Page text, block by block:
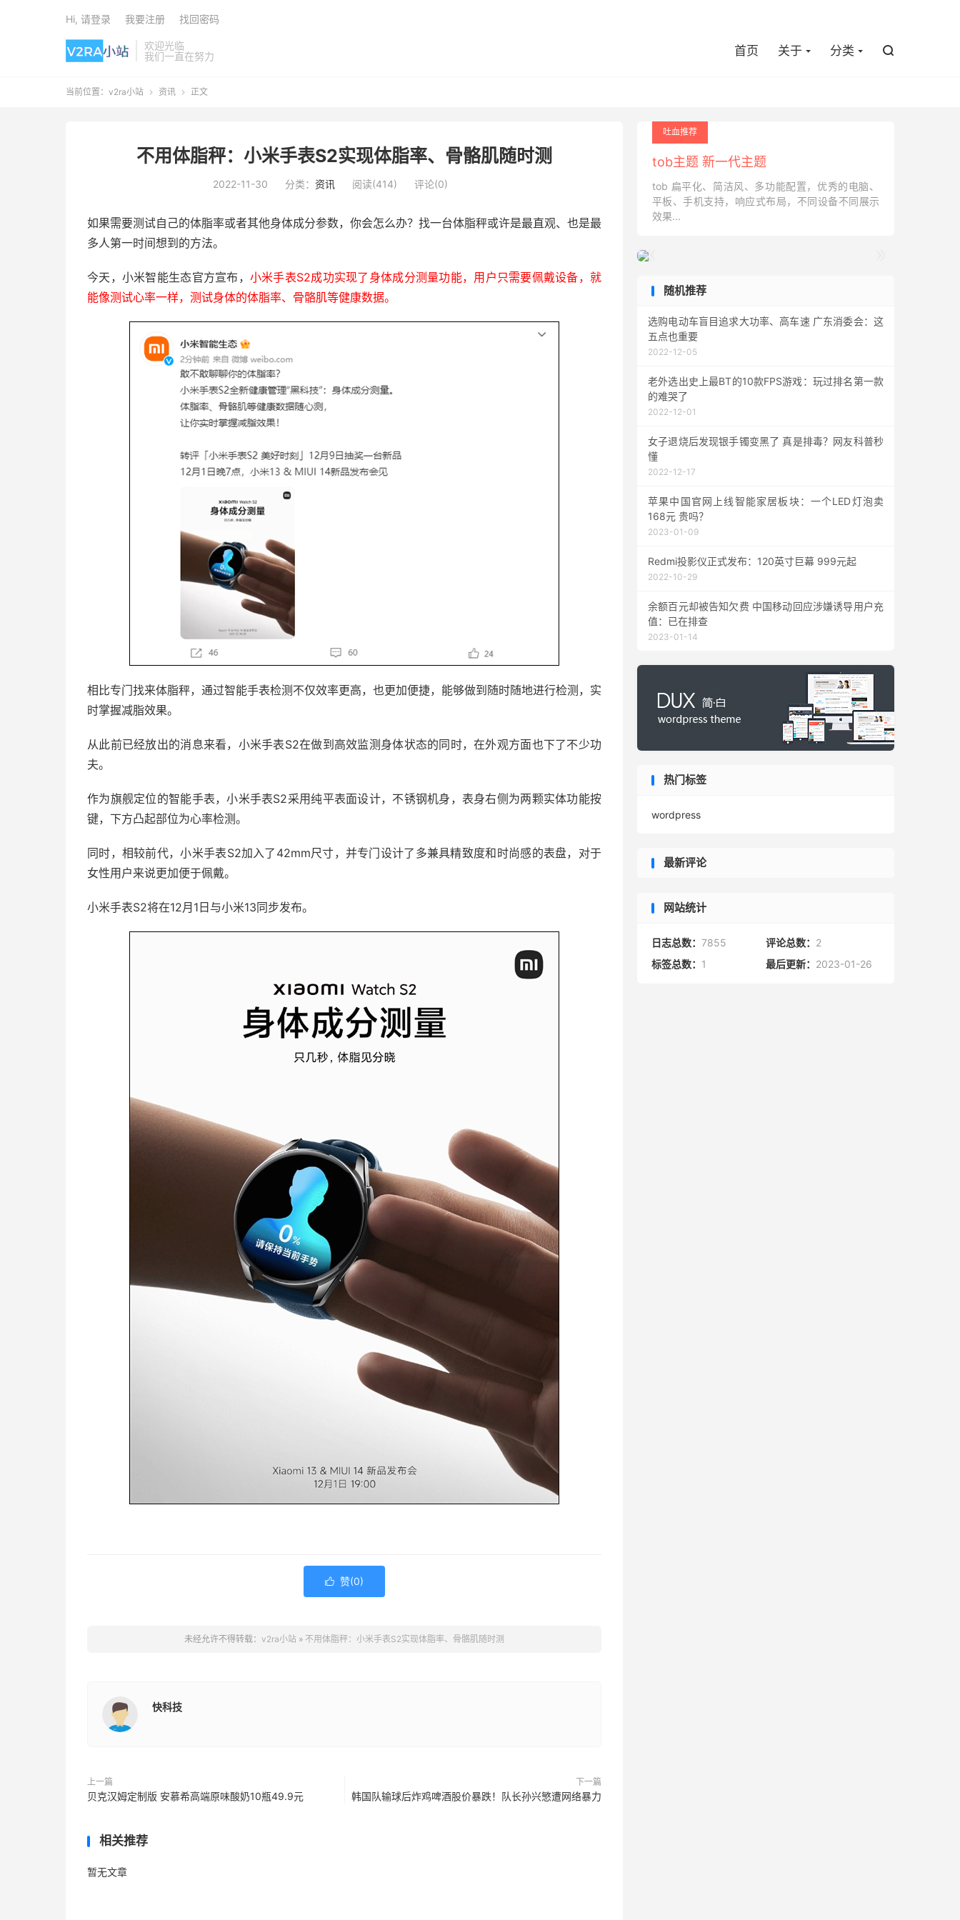
欢迎光临
我们一直在努力
首页 关于 分类 
Hi, 请登录 我要注册 找回密码
当前位置： v2ra小站  资讯  正文
不用体脂秤：小米手表S2实现体脂率、骨骼肌随时测
2022-11-30 分类： 资讯 阅读(414) 评论(0)
如果需要测试自己的体脂率或者其他身体成分参数，你会怎么办？找一台体脂秤或许是最直观、也是最
多人第一时间想到的方法。
今天，小米智能生态官方宣布， 小米手表S2成功实现了身体成分测量功能，用户只需要佩戴设备，就
能像测试心率一样，测试身体的体脂率、骨骼肌等健康数据。
相比专门找来体脂秤，通过智能手表检测不仅效率更高，也更加便捷，能够做到随时随地进行检测，实
时掌握减脂效果。
从此前已经放出的消息来看，小米手表S2在做到高效监测身体状态的同时，在外观方面也下了不少功
夫。
作为旗舰定位的智能手表，小米手表S2采用纯平表面设计，不锈钢机身，表身右侧为两颗实体功能按
键，下方凸起部位为心率检测。
同时，相较前代，小米手表S2加入了42mm尺寸，并专门设计了多兼具精致度和时尚感的表盘，对于
女性用户来说更加便于佩戴。
小米手表S2将在12月1日与小米13同步发布。
 赞(0)
未经允许不得转载： v2ra小站 » 不用体脂秤：小米手表S2实现体脂率、骨骼肌随时测
快科技
上一篇
贝克汉姆定制版 安慕希高端原味酸奶10瓶49.9元
下一篇
韩国队输球后炸鸡啤酒股价暴跌！队长孙兴慜遭网络暴力
相关推荐
暂无文章
吐血推荐
tob主题 新一代主题
tob 扁平化、简洁风、多功能配置，优秀的电脑、
平板、手机支持，响应式布局，不同设备不同展示
效果...

随机推荐
选购电动车盲目追求大功率、高车速 广东消委会：这
五点也重要
2022-12-05
老外选出史上最BT的10款FPS游戏：玩过排名第一款
的难哭了
2022-12-01
女子退烧后发现银手镯变黑了 真是排毒？网友科普秒
懂
2022-12-17
苹果中国官网上线智能家居板块：一个LED灯泡卖
168元 贵吗？
2023-01-09
Redmi投影仪正式发布：120英寸巨幕 999元起
2022-10-29
余额百元却被告知欠费 中国移动回应涉嫌诱导用户充
值：已在排查
2023-01-14
热门标签
wordpress
最新评论
网站统计
日志总数： 7855 评论总数： 2
标签总数： 1 最后更新： 2023-01-26